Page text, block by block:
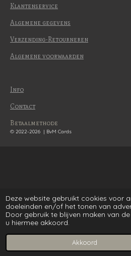
Deze website gebruikt cookies voor
doeleinden en/of het tonen van
Door gebruik te blijven maken van
u hiermee akkoord.
Akkoord
Klantenservice
Algemene gegevens
Verzending-Retourneren
Algemene voorwaarden
Info
Contact
Betaalmethode
© 2022-2026 | BvM Cards
E-mailadres